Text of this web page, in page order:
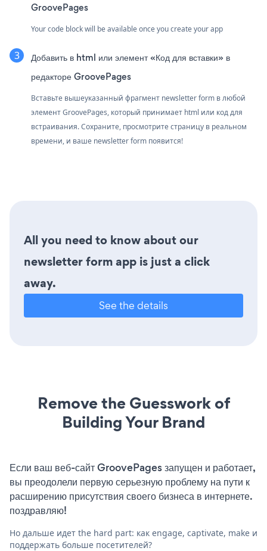
GroovePages
Your code block will be available once you create your app
Добавить в html или элемент «Код для вставки» в
редакторе GroovePages
Вставьте вышеуказанный фрагмент newsletter form в любой
элемент GroovePages, который принимает html или код для
встраивания. Сохраните, просмотрите страницу в реальном
времени, и ваше newsletter form появится!
All you need to know about our
newsletter form app is just a click
away.
See the details
Remove the Guesswork of
Building Your Brand
Если ваш веб-сайт GroovePages запущен и работает,
вы преодолели первую серьезную проблему на пути к
расширению присутствия своего бизнеса в интернете.
поздравляю!
Но дальше идет the hard part: как engage, captivate, make и
поддержать больше посетителей?